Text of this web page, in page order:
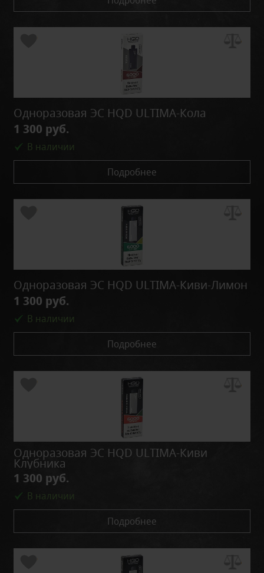
Одноразовая ЭС HQD ULTIMA-Кола
1 300 руб.
В наличии
Подробнее
Одноразовая ЭС HQD ULTIMA-Киви-Лимон
1 300 руб.
В наличии
Подробнее
Одноразовая ЭС HQD ULTIMA-Киви
Клубника
1 300 руб.
В наличии
Подробнее